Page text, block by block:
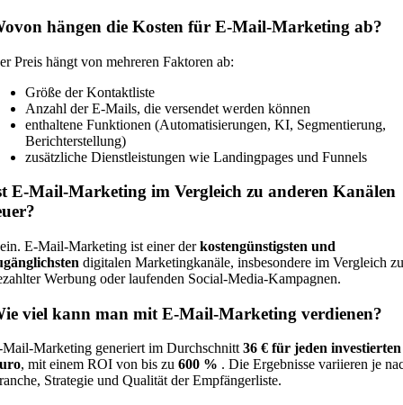
hängen die Kosten für E-Mail-Marketing ab?
Preis hängt von mehreren Faktoren ab:
Größe der Kontaktliste
Anzahl der E-Mails, die versendet werden können
enthaltene Funktionen (Automatisierungen, KI, Segmentierung,
Berichterstellung)
zusätzliche Dienstleistungen wie Landingpages und Funnels
E-Mail-Marketing im Vergleich zu anderen Kanälen
E-Mail-Marketing ist einer derkostengünstigsten und
digitalen Marketingkanäle, insbesondere im Vergleich zu
Werbung oder laufenden Social-Media-Kampagnen.
viel kann man mit E-Mail-Marketing verdienen?
Marketing generiert im Durchschnitt36 € für jeden investierten
, mit einem ROI von bis zu 600 % . Die Ergebnisse variieren je
Strategie und Qualität der Empfängerliste.